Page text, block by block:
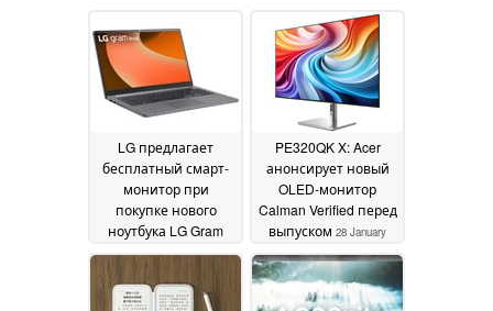
LG предлагает
бесплатный смарт-
монитор при
покупке нового
ноутбука LG Gram
Book30 January 2025
PE320QK X: Acer
анонсирует новый
OLED-монитор
Calman Verified перед
выпуском 28 January
2025